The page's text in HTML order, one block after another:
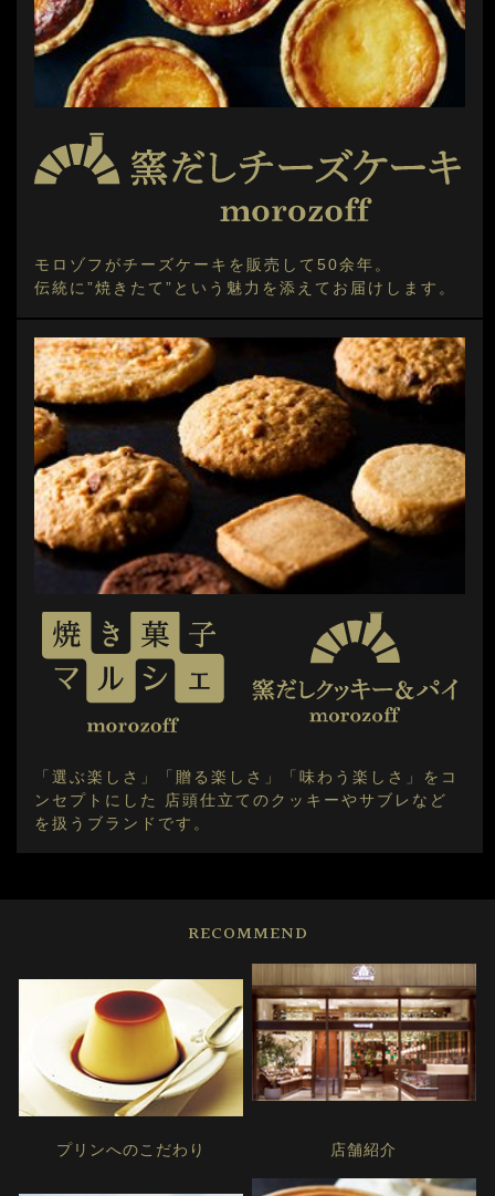
モロゾフがチーズケーキを販売して50余年。
伝統に”焼きたて”という魅力を添えてお届けします。
「選ぶ楽しさ」「贈る楽しさ」「味わう楽しさ」をコ
ンセプトにした 店頭仕立てのクッキーやサブレなど
を扱うブランドです。
RECOMMEND
プリンへのこだわり 店舗紹介